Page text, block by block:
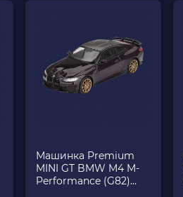
Машинка Premium
MINI GT BMW M4 M-
Performance (G82)